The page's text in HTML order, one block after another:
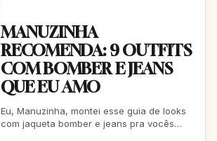
MANUZINHA
RECOMENDA: 9 OUTFITS
COM BOMBER E JEANS
QUE EU AMO
Eu, Manuzinha, montei esse guia de looks
com jaqueta bomber e jeans pra vocês